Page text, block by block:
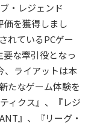
・レジェンド
価を獲得しまし
れているPCゲー
な牽引役となっ
、ライアットは本
たなゲーム体験を
ィクス』、『レジ
』、『リーグ・